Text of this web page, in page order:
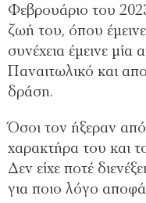
Φεβρουάριο του
ζωή του, όπου
συνέχεια έμεινε μία
Παναιτωλικό και
δράση.
Όσοι τον ήξεραν από
χαρακτήρα του και
Δεν είχε ποτέ
για ποιο λόγο